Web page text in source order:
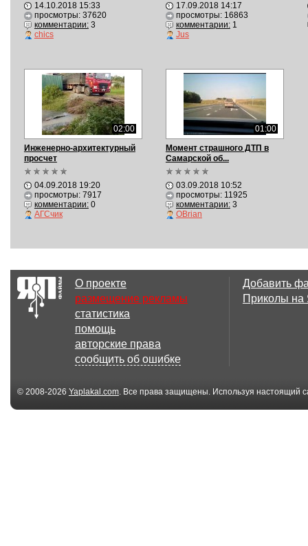
14.10.2018 15:33
просмотры: 37620
комментарии:3
chics
17.09.2018 14:17
просмотры: 16863
комментарии:1
Jus
02:00
Инженерно-архитектурный
просчет
04.09.2018 19:20
просмотры: 7917
комментарии:0
АГСчик
01:00
Момент страшного ДТП в
Самарской об...
03.09.2018 10:52
просмотры: 11925
комментарии:3
OBrian
О проекте
размещение рекламы
статистика
помощь
авторские права
сообщить об ошибке
Добавить
Приколы
© 2008-2026 Yaplakal.com. Все права защищены. Используя настоящий